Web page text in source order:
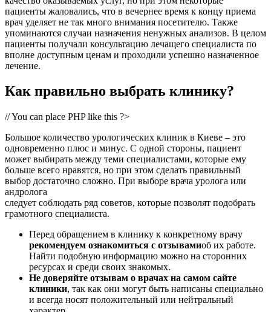
пациенты жаловались, что в вечернее время к концу приема
врач уделяет не так много внимания посетителю. Также
упоминаются случаи назначения ненужных анализов. В целом
пациенты получали консультацию лечащего специалиста по
вполне доступным ценам и проходили успешно назначенное
лечение.
Как правильно выбрать клинику?
// You can place PHP like this ?>
Большое количество урологических клиник в Киеве – это
одновременно плюс и минус. С одной стороны, пациент
может выбирать между теми специалистами, которые ему
больше всего нравятся, но при этом сделать правильный
выбор достаточно сложно. При выборе врача уролога или
андролога
следует соблюдать ряд советов, которые позволят подобрать
грамотного специалиста.
Перед обращением в клинику к конкретному врачу
рекомендуем ознакомиться с отзывамиоб их работе.
Найти подобную информацию можно на сторонних
ресурсах и среди своих знакомых.
Не доверяйте отзывам о врачах на самом сайте
клиники, так как они могут быть написаны специально
и всегда носят положительный или нейтральный